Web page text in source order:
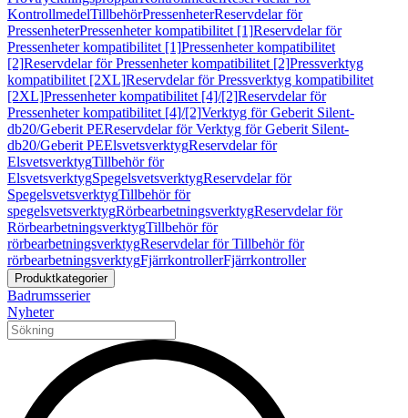
KontrollmedelTillbehörPressenheterReservdelar för
PressenheterPressenheter kompatibilitet [1]Reservdelar för
Pressenheter kompatibilitet [1]Pressenheter kompatibilitet
[2]Reservdelar för Pressenheter kompatibilitet [2]Pressverktyg
kompatibilitet [2XL]Reservdelar för Pressverktyg kompatibilitet
[2XL]Pressenheter kompatibilitet [4]/[2]Reservdelar för
Pressenheter kompatibilitet [4]/[2]Verktyg för Geberit Silent-
db20/Geberit PEReservdelar för Verktyg för Geberit Silent-
db20/Geberit PEElsvetsverktygReservdelar för
ElsvetsverktygTillbehör för
ElsvetsverktygSpegelsvetsverktygReservdelar för
SpegelsvetsverktygTillbehör för
spegelsvetsverktygRörbearbetningsverktygReservdelar för
RörbearbetningsverktygTillbehör för
rörbearbetningsverktygReservdelar för Tillbehör för
rörbearbetningsverktygFjärrkontrollerFjärrkontroller
Produktkategorier
Badrumsserier
Nyheter